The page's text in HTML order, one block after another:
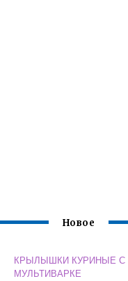
Новое
КРЫЛЫШКИ КУРИНЫЕ С
МУЛЬТИВАРКЕ